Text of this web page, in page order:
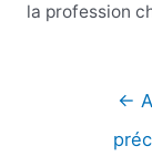
la profession
l’article
←